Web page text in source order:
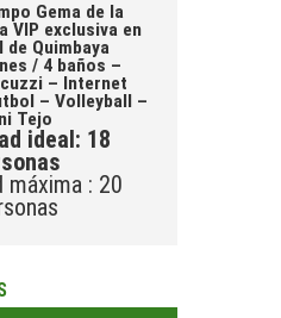
Gema de la
VIP exclusiva en
de Quimbaya
/ 4 baños –
– Internet
– Volleyball –
Tejo
ideal: 18
máxima : 20